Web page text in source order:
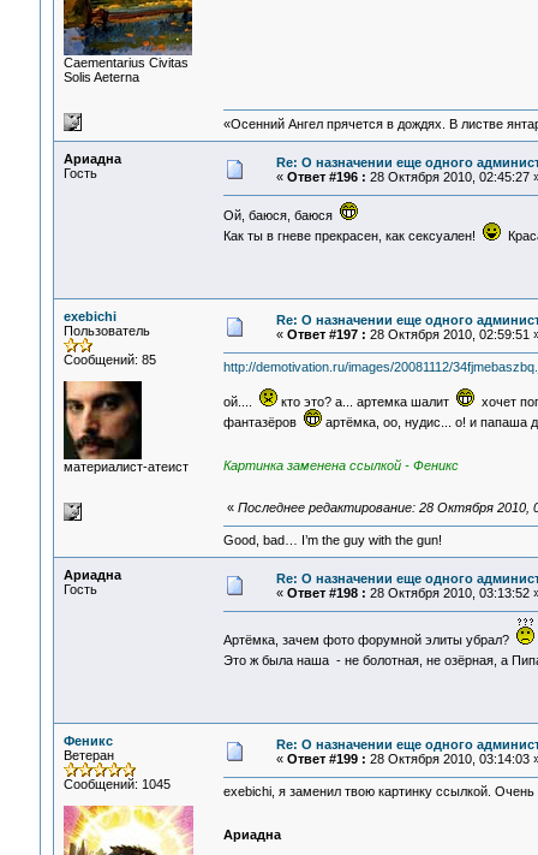
Сaementarius Civitas
Solis Aeterna
«Осенний Ангел прячется в дождях. В листве
Ариадна
Гость
Re: О назначении еще одного
« Ответ #196 : 28 Октября 2010, 02:45:27
Ой, баюся, баюся
Как ты в гневе прекрасен, как сексуален!
exebichi
Пользователь
Сообщений: 85
материалист-атеист
Re: О назначении еще одного
« Ответ #197 : 28 Октября 2010, 02:59:51
http://demotivation.ru/images/20081112/
ой.... кто это? а... артемка шалит
хочет
фантазёров
артёмка, оо, нудис... о! и папаша
Картинка заменена ссылкой - Феникс
« Последнее редактирование: 28 Октября 2010,
Good, bad… I’m the guy with the gun!
Ариадна
Гость
Re: О назначении еще одного
« Ответ #198 : 28 Октября 2010, 03:13:52
Артёмка, зачем фото форумной элиты убрал?
Это ж была наша - не болотная, не озёрная, а
Феникс
Ветеран
Сообщений: 1045
Re: О назначении еще одного
« Ответ #199 : 28 Октября 2010, 03:14:03
exebichi, я заменил твою картинку ссылкой.
Ариадна